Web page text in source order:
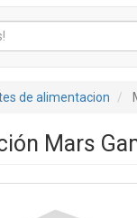
de alimentacion
Mars